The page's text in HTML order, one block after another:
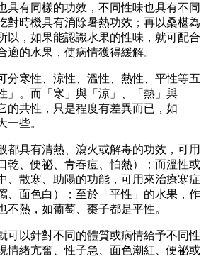
具有同樣的功效，不同性味也具有不同
對時機具有消除暑熱功效；再以桑椹為
以，如果能認識水果的性味，就可配合
適的水果，使病情獲得緩解。
分寒性、涼性、溫性、熱性、平性等五
」。而「寒」與「涼」、「熱」與
的共性，只是程度有差異而已，如
一些。
都具有清熱、瀉火或解毒的功效，可用
乾、便祕、青春痘、怕熱）；而溫性或
、散寒、助陽的功能，可用來治療寒症
、面色白）；至於「平性」的水果，作
不熱，如葡萄、棗子都是平性。
可以針對不同的體質或病情給予不同性
情緒亢奮、性子急、面色潮紅、便祕或